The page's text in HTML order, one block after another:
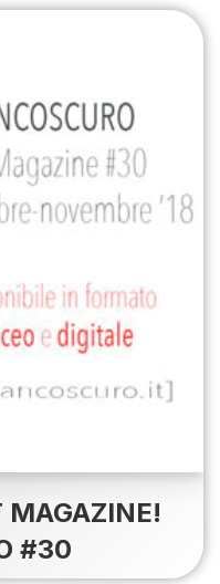
MAGAZINE!
#30